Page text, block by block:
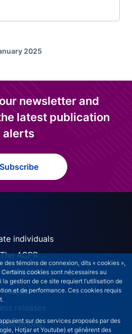
des témoins de connexion, dits « cookies »,
cookies sont nécessaires au
gestion de ce site requiert l’utilisation de
et de performance. Ces cookies requis
sur des services proposés par des
Hotjar et Youtube) et génèrent des
2025
newsletter and
latest publication
alerts
Subscribe
navigation
individuals
The ACPR
missions
News
releases